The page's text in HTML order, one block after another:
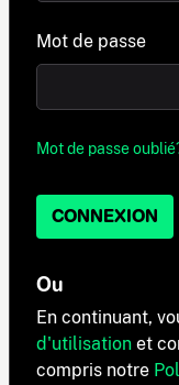
Mot de passe
Mot de passe
CONNEXION
Ou
En continuant,
d'utilisation et
compris notre